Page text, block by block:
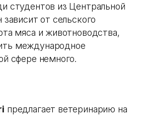
студентов из Центральной
от сельского
мяса и животноводства,
международное
сфере немного.
предлагает ветеринарию на